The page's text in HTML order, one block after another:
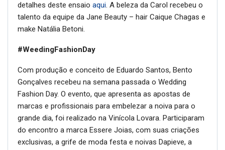
detalhes deste ensaio aqui. A beleza da Carol recebeu o
talento da equipe da Jane Beauty – hair Caique Chagas e
make Natália Betoni.
#WeedingFashionDay
Com produção e conceito de Eduardo Santos, Bento
Gonçalves recebeu na semana passada o Wedding
Fashion Day. O evento, que apresenta as apostas de
marcas e profissionais para embelezar a noiva para o
grande dia, foi realizado na Vinícola Lovara. Participaram
do encontro a marca Essere Joias, com suas criações
exclusivas, a grife de moda festa e noivas Dapieve, a